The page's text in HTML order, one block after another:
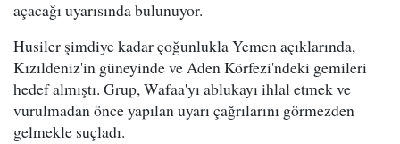
açacağı uyarısında bulunuyor.
Husiler şimdiye kadar çoğunlukla Yemen açıklarında,
Kızıldeniz'in güneyinde ve Aden Körfezi'ndeki gemileri
hedef almıştı. Grup, Wafaa'yı ablukayı ihlal etmek ve
vurulmadan önce yapılan uyarı çağrılarını görmezden
gelmekle suçladı.